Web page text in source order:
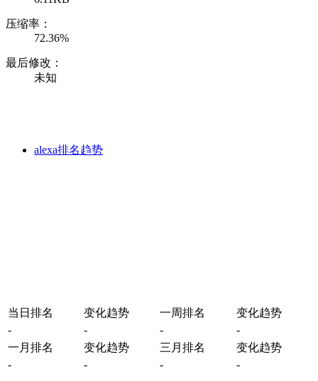
压缩率：
72.36%
最后修改：
未知
alexa排名趋势
当日排名 变化趋势 一周排名
变化趋势
-
- -
-
一月排名
变化趋势 三月排名
变化趋势
-
- - -